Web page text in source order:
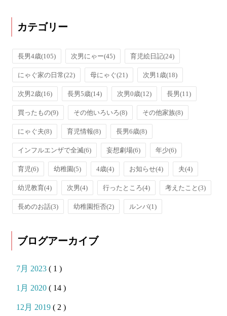
カテゴリー
長男4歳(105) 次男にゃー(45) 育児絵日記(24)
にゃぐ家の日常(22) 母にゃぐ(21) 次男1歳(18)
次男2歳(16) 長男5歳(14) 次男0歳(12) 長男(11)
買ったもの(9) その他いろいろ(8) その他家族(8)
にゃぐ夫(8) 育児情報(8) 長男6歳(8)
インフルエンザで全滅(6) 妄想劇場(6) 年少(6)
育児(6) 幼稚園(5) 4歳(4) お知らせ(4) 夫(4)
幼児教育(4) 次男(4) 行ったところ(4) 考えたこと(3)
長めのお話(3) 幼稚園拒否(2) ルンバ(1)
ブログアーカイブ
7月 2023( 1 )
1月 2020( 14 )
12月 2019( 2 )